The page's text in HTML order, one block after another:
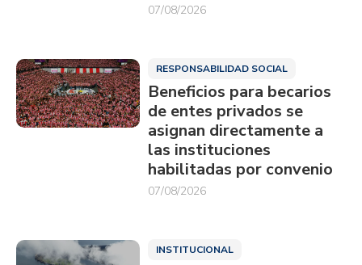
07/08/2026
RESPONSABILIDAD SOCIAL
Beneficios para becarios
de entes privados se
asignan directamente a
las instituciones
habilitadas por convenio
07/08/2026
INSTITUCIONAL